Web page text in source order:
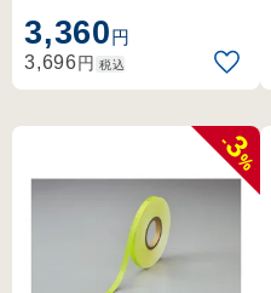
プ。
3,360円
3,696円 税込
-
3
%